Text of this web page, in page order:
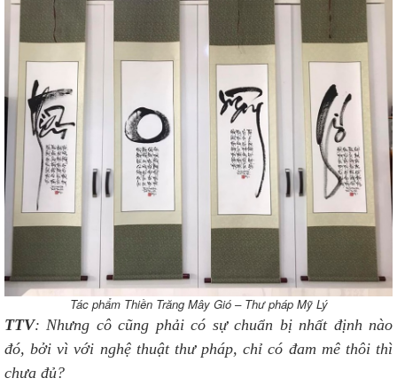
Tác phẩm Thiền Trăng Mây Gió – Thư pháp Mỹ Lý
TTV: Nhưng cô cũng phải có sự chuẩn bị nhất định nào
đó, bởi vì với nghệ thuật thư pháp, chỉ có đam mê thôi thì
chưa đủ?